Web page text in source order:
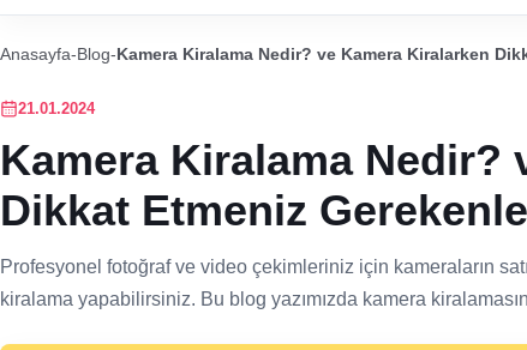
Anasayfa-Blog-Kamera Kiralama Nedir? ve Kamera Kiralarken
21.01.2024
Kamera Kiralama Nedir?
Dikkat Etmeniz
Profesyonel fotoğraf ve video çekimleriniz için kameraların
kiralama yapabilirsiniz. Bu blog yazımızda kamera